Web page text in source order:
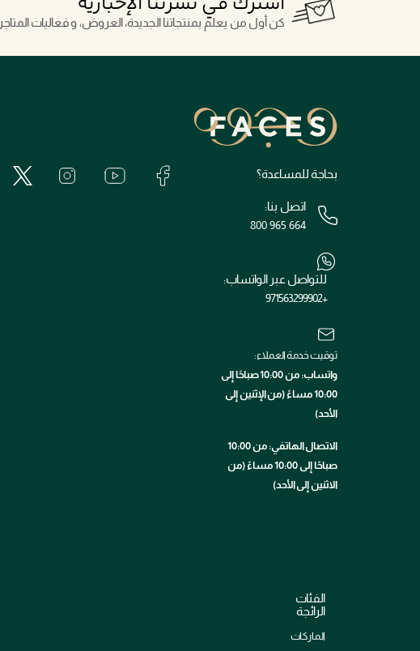
كن أول من يعلم بمنتجاتنا الجديدة، العروض، و فعاليات المتاجر.
بحاجة للمساعدة؟
اتصل بنا:
800 965 664
للتواصل عبر الواتساب:
+971563299902
توقيت خدمة العملاء:
واتساب: من 10:00 صباحًا إلى
10:00 مساءً (من الإثنين إلى
الأحد)
الاتصال الهاتفي: من 10:00
صباحًا إلى 10:00 مساءً (من
الاثنين إلى الأحد)
الفئات
الرائجة
الماركات